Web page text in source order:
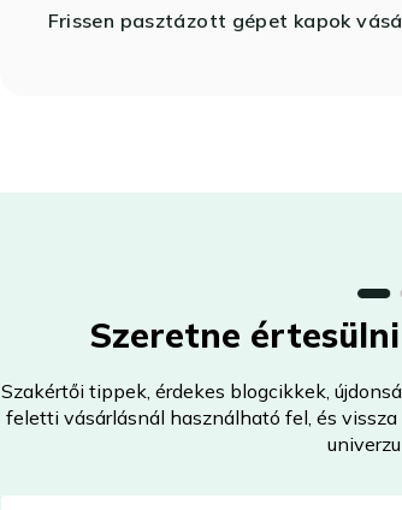
Frissen pasztázott gépet kapok
Szeretne
Szakértői tippek, érdekes blogcikkek,
feletti vásárlásnál használható fel, és